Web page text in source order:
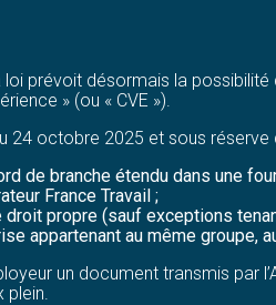
prévoit désormais la
» (ou « CVE »).
24 octobre 2025 et sous
de branche étendu dans une
France Travail ;
propre (sauf exceptions
appartenant au même groupe,
un document transmis par
plein.